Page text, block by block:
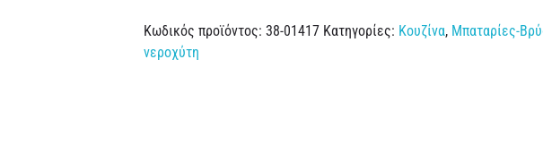
Κωδικός προϊόντος:38-01417 Κατηγορίες: Κουζίνα, Μπαταρίες-
νεροχύτη